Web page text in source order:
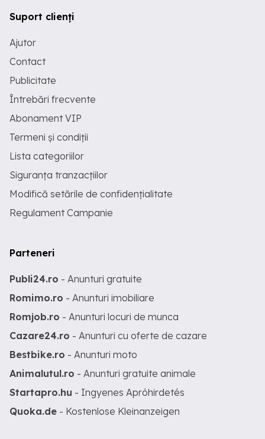
Suport clienți
Ajutor
Contact
Publicitate
Întrebări frecvente
Abonament VIP
Termeni și condiții
Lista categoriilor
Siguranța tranzacțiilor
Modifică setările de confidențialitate
Regulament Campanie
Parteneri
Publi24.ro - Anunturi gratuite
Romimo.ro - Anunturi imobiliare
Romjob.ro - Anunturi locuri de munca
Cazare24.ro - Anunturi cu oferte de cazare
Bestbike.ro - Anunturi moto
Animalutul.ro - Anunturi gratuite animale
Startapro.hu - Ingyenes Apróhirdetés
Quoka.de - Kostenlose Kleinanzeigen